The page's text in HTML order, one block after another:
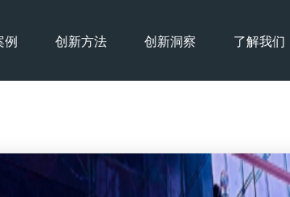
例 创新方法 创新洞察 了解我们